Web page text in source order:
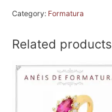
Category: Formatura
Related products